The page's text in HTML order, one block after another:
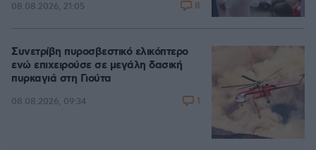
08.08.2026, 21:05 8
Συνετρίβη πυροσβεστικό ελικόπτερο
ενώ επιχειρούσε σε μεγάλη δασική
πυρκαγιά στη Γιούτα
08.08.2026, 09:34 1